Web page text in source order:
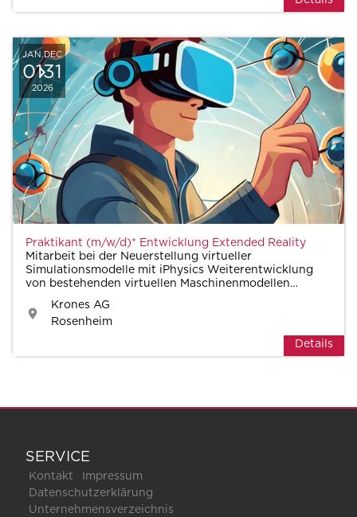
JAN.DEC
0131
2026
Praktikant (m/w/d)* Entwicklung Extended Reality
Mitarbeit bei der Neuerstellung virtueller
Simulationsmodelle mit iPhysics Weiterentwicklung
von bestehenden virtuellen Maschinenmodellen
Extended Reality Aktive Teilnahme auf der Messe
(Vorbereitung, Durchfü
Krones AG
Rosenheim
Details
SERVICE
Kontakt
Impressum
Datenschutzerklärung
Unternehmensverzeichnis